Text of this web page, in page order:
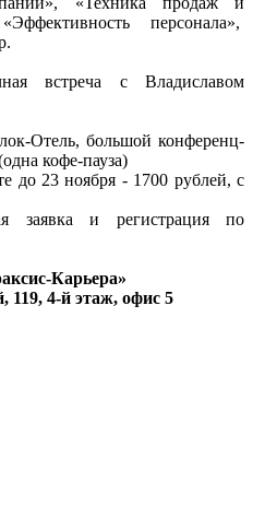
персонала»,
встреча с Владиславом
Отель, большой конференц-
кофе-пауза)
до 23 ноября - 1700 рублей, с
заявка и регистрация по
Карьера»
119, 4-й этаж, офис 5